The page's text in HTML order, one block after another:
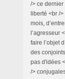
/> ce dernier
liberté <br /
mois,
l’agresseur
faire l’objet
des
pas d'idées
/>